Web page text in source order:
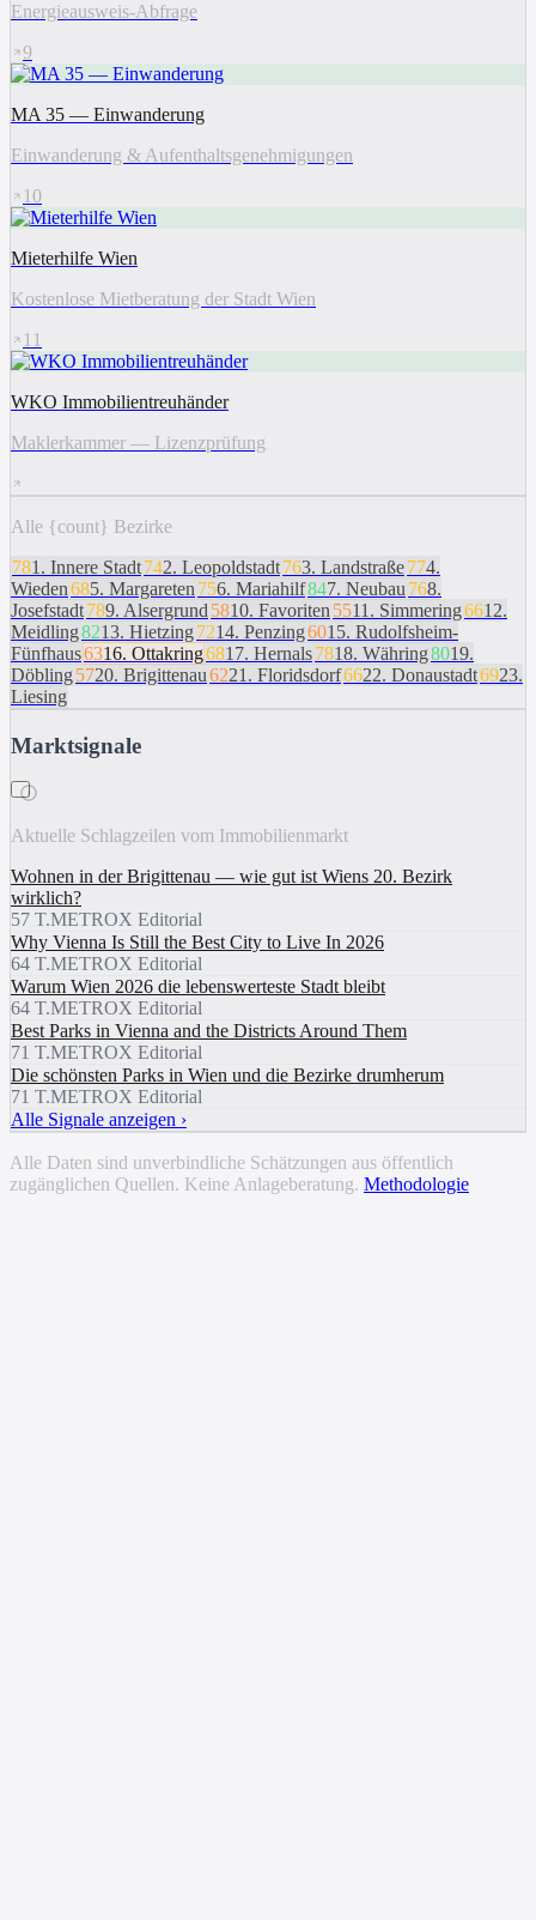
Energieausweis-Abfrage
9
MA 35 — Einwanderung
Einwanderung & Aufenthaltsgenehmigungen
10
Mieterhilfe Wien
Kostenlose Mietberatung der Stadt Wien
11
WKO Immobilientreuhänder
Maklerkammer — Lizenzprüfung
Alle {count} Bezirke
781 . Innere Stadt742. Leopoldstadt763. Landstraße774.
Wieden685. Margareten 756. Mariahilf847. Neubau 768.
Josefstadt789. Alsergrund 5810. Favoriten 5511 . Simmering6612.
Meidling8213. Hietzing 7214. Penzing6015. Rudolfsheim-
Fünfhaus6316. Ottakring6817. Hernals7818. Währing8019.
Döbling 5720. Brigittenau6221 . Floridsdorf6622. Donaustadt6923.
Liesing
Marktsignale
i
Aktuelle Schlagzeilen vom Immobilienmarkt
Wohnen in der Brigittenau — wie gut ist Wiens 20. Bezirk
wirklich?
57 T.METROX Editorial
Why Vienna Is Still the Best City to Live In 2026
64 T.METROX Editorial
Warum Wien 2026 die lebenswerteste Stadt bleibt
64 T.METROX Editorial
Best Parks in Vienna and the Districts Around Them
71 T.METROX Editorial
Die schönsten Parks in Wien und die Bezirke drumherum
71 T.METROX Editorial
Alle Signale anzeigen ›
Alle Daten sind unverbindliche Schätzungen aus öffentlich
zugänglichen Quellen. Keine Anlageberatung. Methodologie